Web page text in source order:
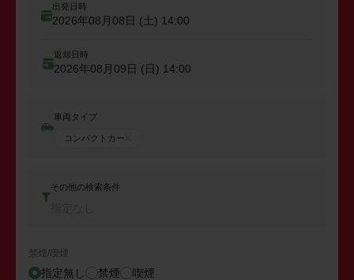
出発日時
2026年08月08日 (土) 14:00
返却日時
2026年08月09日 (日) 14:00
車両タイプ
コンパクトカー
その他の検索条件
禁煙/喫煙
指定無し 禁煙 喫煙